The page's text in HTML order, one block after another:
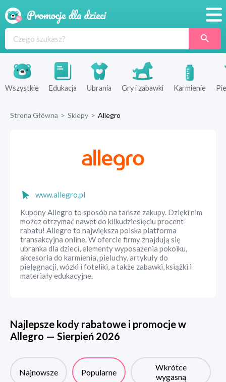
Produkty
Sklepy
Wszystkie Edukacja Ubrania Gry i zabawki Karmienie
Strona Główna > Sklepy > Allegro
www.allegro.pl
Kupony Allegro to sposób na tańsze zakupy. Dzięki nim
możez otrzymać nawet do kilkudziesięciu procent
rabatu! Allegro to największa polska platforma
transakcyjna online. W ofercie firmy znajdują się
ubranka dla dzieci, elementy wyposażenia pokoiku,
akcesoria do karmienia, pieluchy, artykuły do
pielęgnacji, wózki i foteliki, a także zabawki, książki i
materiały edukacyjne.
Najlepsze kody rabatowe i promocje w
Allegro — Sierpień 2026
Najnowsze Popularne
Wkrótce
wygasną